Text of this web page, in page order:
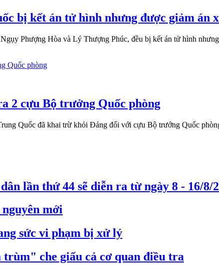
bị kết án tử hình nhưng được giảm án
Phượng Hòa và Lý Thượng Phúc, đều bị kết án tử hình
2 cựu Bộ trưởng Quốc phòng
Quốc đã khai trừ khỏi Đảng đối với cựu Bộ trưởng Quốc
lần thứ 44 sẽ diễn ra từ ngày 8 - 16/8/
mới
sức vi phạm bị xử lý
che giấu cả cơ quan điều tra